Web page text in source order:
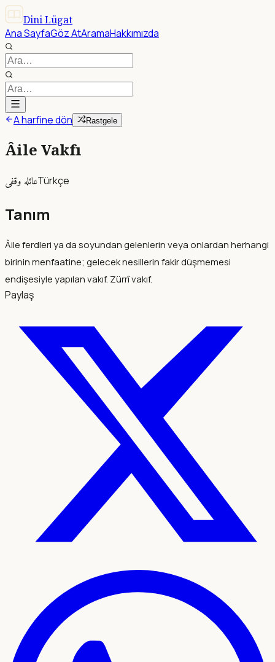
Dini Lügat
Ana SayfaGöz AtAramaHakkımızda
A harfine dön Rastgele
Âile Vakfı
عائله وقفىTürkçe
Tanım
Âile ferdleri ya da soyundan gelenlerin veya onlardan herhangi
birinin menfaatine; gelecek nesillerin fakir düşmemesi
endişesiyle yapılan vakıf. Zürrî vakıf.
Paylaş